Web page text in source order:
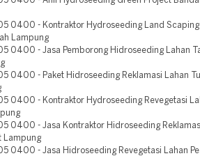
0400 - Kontraktor Hydroseeding Land
Lampung
0400 - Jasa Pemborong Hidroseeding Lahan
0400 - Paket Hidroseeding Reklamasi Lahan
0400 - Kontraktor Hydroseeding Revegetasi
0400 - Jasa Kontraktor Hidroseeding
Lampung
0400 - Jasa Hidroseeding Revegetasi Lahan